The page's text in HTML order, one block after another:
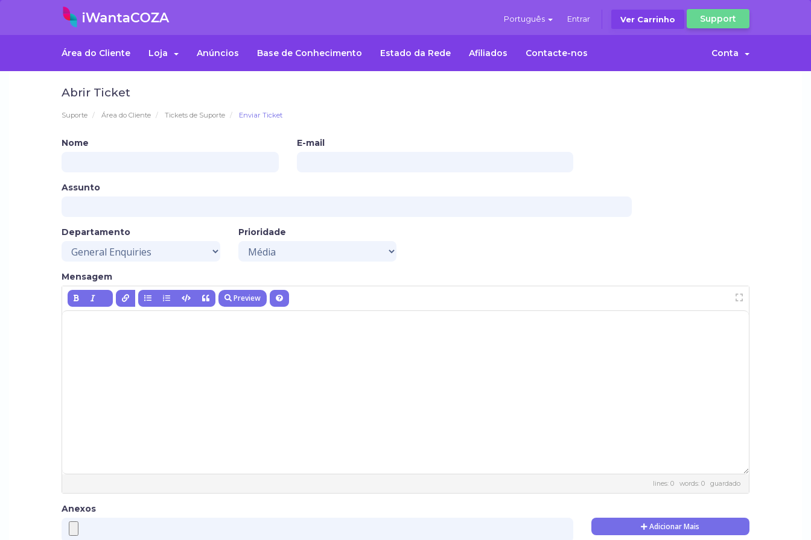
Português Entrar Ver Carrinho Support
Área do Cliente Loja Anúncios Base de Conhecimento Estado da Rede Afiliados Contacte-nos Conta
Abrir Ticket
Suporte Área do Cliente Tickets de Suporte Enviar Ticket
Nome E-mail
Assunto
Departamento Prioridade
Mensagem
Preview
lines: 0 words: 0 guardado
Anexos
Adicionar Mais